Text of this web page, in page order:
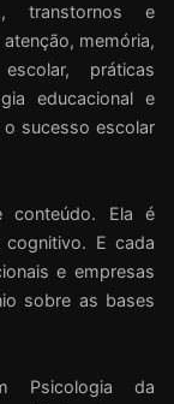
transtornos e
memória,
práticas
educacional e
sucesso escolar
conteúdo. Ela é
cognitivo. E cada
e empresas
sobre as bases
Psicologia da